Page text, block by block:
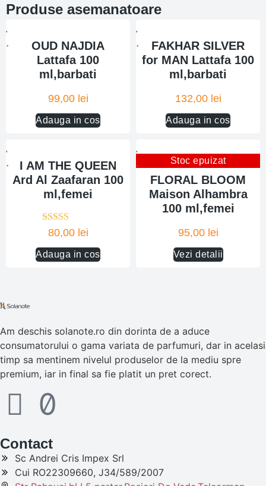
Produse asemanatoare
OUD NAJDIA
Lattafa 100
ml,barbati
99,00 lei
Adauga in cos
FAKHAR SILVER
for MAN Lattafa 100
ml,barbati
132,00 lei
Adauga in cos
I AM THE QUEEN
Ard Al Zaafaran 100
ml,femei
80,00 lei
Adauga in cos
Evaluat la
5.00
Stoc epuizat
FLORAL BLOOM
Maison Alhambra
100 ml,femei
95,00 lei
Vezi detalii
Am deschis solanote.ro din dorinta de a aduce
consumatorului o gama variata de parfumuri, dar in acelasi
timp sa mentinem nivelul produselor de la mediu spre
premium, iar in final sa fie platit un pret corect.
Contact
Sc Andrei Cris Impex Srl
Cui RO22309660, J34/589/2007